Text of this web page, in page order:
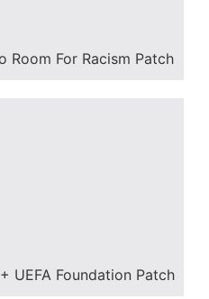
Room For Racism Patch
UEFA Foundation Patch